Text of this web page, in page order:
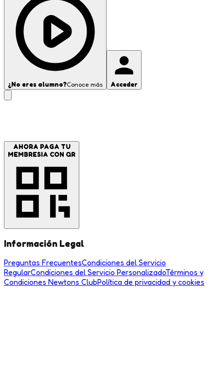
¿No eres alumno?Conoce más Acceder
AHORA PAGA TU
MEMBRESIA CON QR
Información Legal
Preguntas FrecuentesCondiciones del Servicio
RegularCondiciones del Servicio PersonalizadoTérminos y
Condiciones Newtons ClubPolítica de privacidad y cookies